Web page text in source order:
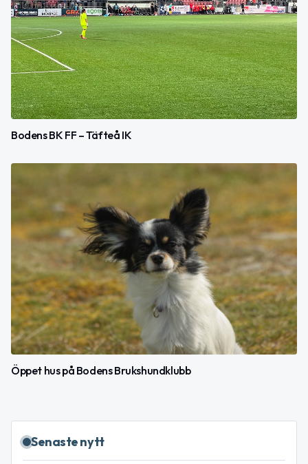
Bodens BK FF – Täfteå IK
Öppet hus på Bodens Brukshundklubb
Senaste nytt